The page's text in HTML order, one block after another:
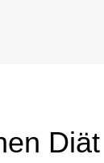
Diät